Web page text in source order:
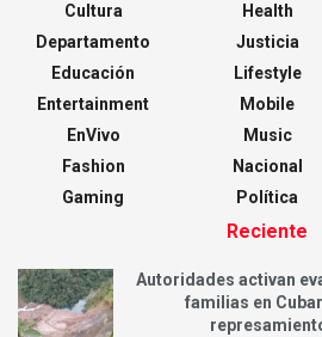
Cultura
Departamento
Educación
Entertainment
EnVivo
Fashion
Gaming
Health
Justicia
Lifestyle
Mobile
Music
Nacional
Política
Reciente
Autoridades activan
familias en